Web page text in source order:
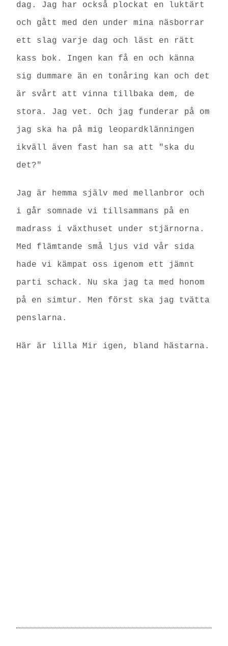
dag. Jag har också plockat en luktärt
och gått med den under mina näsborrar
ett slag varje dag och läst en rätt
kass bok. Ingen kan få en och känna
sig dummare än en tonåring kan och det
är svårt att vinna tillbaka dem, de
stora. Jag vet. Och jag funderar på om
jag ska ha på mig leopardklänningen
ikväll även fast han sa att "ska du
det?"
Jag är hemma själv med mellanbror och
i går somnade vi tillsammans på en
madrass i växthuset under stjärnorna.
Med flämtande små ljus vid vår sida
hade vi kämpat oss igenom ett jämnt
parti schack. Nu ska jag ta med honom
på en simtur. Men först ska jag tvätta
penslarna.
Här är lilla Mir igen, bland hästarna.